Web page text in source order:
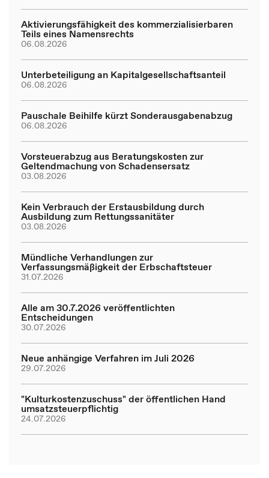
Aktivierungsfähigkeit des kommerzialisierbaren
Teils eines Namensrechts
06.08.2026
Unterbeteiligung an Kapitalgesellschaftsanteil
06.08.2026
Pauschale Beihilfe kürzt Sonderausgabenabzug
06.08.2026
Vorsteuerabzug aus Beratungskosten zur
Geltendmachung von Schadensersatz
03.08.2026
Kein Verbrauch der Erstausbildung durch
Ausbildung zum Rettungssanitäter
03.08.2026
Mündliche Verhandlungen zur
Verfassungsmäßigkeit der Erbschaftsteuer
31.07.2026
Alle am 30.7.2026 veröffentlichten
Entscheidungen
30.07.2026
Neue anhängige Verfahren im Juli 2026
29.07.2026
"Kulturkostenzuschuss" der öffentlichen Hand
umsatzsteuerpflichtig
24.07.2026